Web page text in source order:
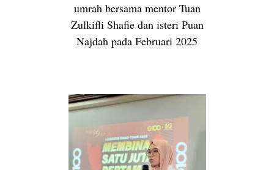
umrah bersama mentor Tuan
Zulkifli Shafie dan isteri Puan
Najdah pada Februari 2025